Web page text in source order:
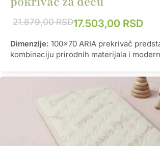
21.879,00RSD17.503,00 RSD
Dimenzije: 100x70 ARIA prekrivač
kombinaciju prirodnih materijala i
pruža mekoću i udobnost, i karbon
efikasno štiti od elektromagnetnog
emitovanog iz različitih elektronskih
sezone, postoji prilagođena verzija ovog
zimska varijanta sa organskom vunom
toplinu i udobnost tokom hladnih
varijanta bez vune.